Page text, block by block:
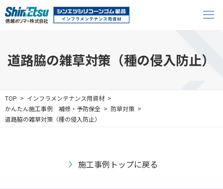
道路脇の雑草対策（種の侵入防止）
TOP
インフラメンテナンス用資材
かんたん施工事例 補修・予防保全
防草対策
道路脇の雑草対策（種の侵入防止）
施工事例トップに戻る